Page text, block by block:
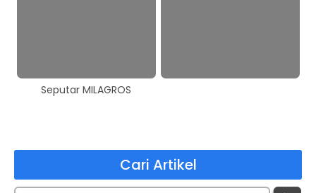
Seputar MILAGROS
Cari Artikel